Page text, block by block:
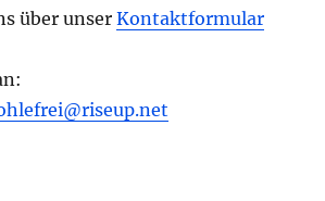
über unserKontaktformular